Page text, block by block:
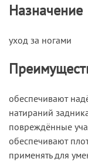
Назначение
уход за ногами
обеспечивают
натираний
повреждённые
обеспечивают
применять для